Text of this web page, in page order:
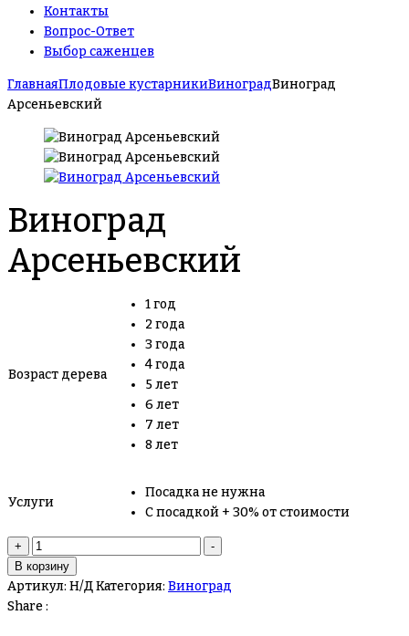
Контакты
Вопрос-Ответ
Выбор саженцев
ГлавнаяПлодовые кустарникиВиноградВиноград
Арсеньевский
Виноград
Арсеньевский
Возраст дерева
1 год
2 года
3 года
4 года
5 лет
6 лет
7 лет
8 лет
Услуги
Посадка не нужна
С посадкой + 30% от стоимости
+
Количество
товара
Виноград
Арсеньевский
-
В корзину
Артикул: Н/ДКатегория: Виноград
Share :